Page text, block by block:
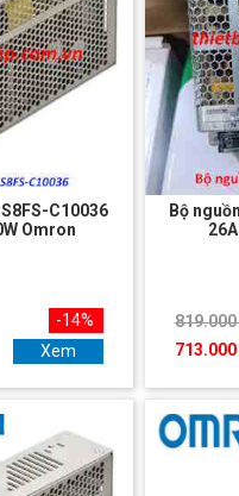
C10036
Omron
-14%
Xem
Bộ
819.000